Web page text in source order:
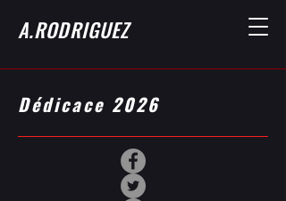
A.RODRIGUEZ
Dédicace 2026